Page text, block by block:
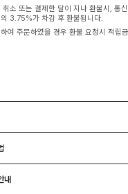
취소 또는 결제한 달이 지나 환불시, 통
3.75%가 차감 후 환불됩니다.
여 주문하였을 경우 환불 요청시 적립
내